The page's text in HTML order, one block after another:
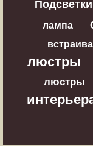
лампа
люстры
люстры